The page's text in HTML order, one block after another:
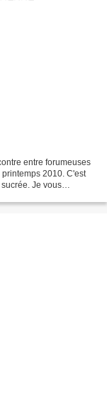
entre forumeuses
2010. C'est
Je vous